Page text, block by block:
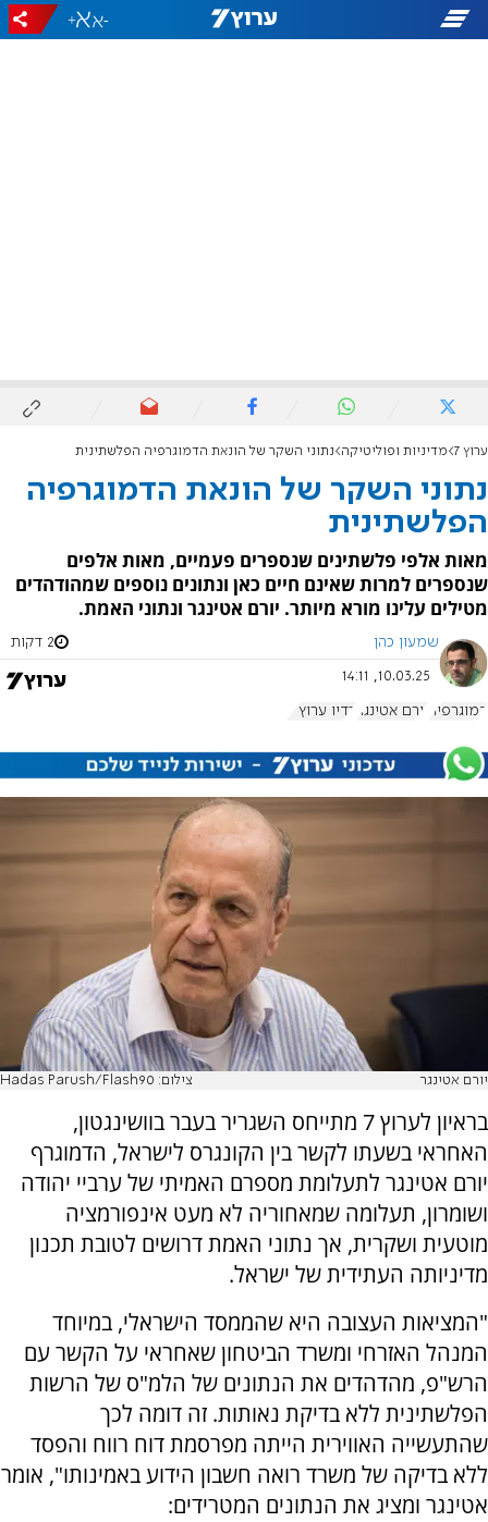
-
+
ערוץ 7 מדיניות ופוליטיקה נתוני השקר של הונאת הדמוגרפיה הפלשתינית
נתוני השקר של הונאת הדמוגרפיה
הפלשתינית
מאות אלפי פלשתינים שנספרים פעמיים, מאות אלפים
שנספרים למרות שאינם חיים כאן ונתונים נוספים שמהודהדים
מטילים עלינו מורא מיותר. יורם אטינגר ונתוני האמת.
שמעון כהן 2 דקות
10.03.25, 14:11
דמוגרפיה יורם אטינגר רדיו ערוץ 7
יורם אטינגר צילום: Hadas Parush/Flash90
בראיון לערוץ 7 מתייחס השגריר בעבר בוושינגטון,
האחראי בשעתו לקשר בין הקונגרס לישראל, הדמוגרף
יורם אטינגר לתעלומת מספרם האמיתי של ערביי יהודה
ושומרון, תעלומה שמאחוריה לא מעט אינפורמציה
מוטעית ושקרית, אך נתוני האמת דרושים לטובת תכנון
מדיניותה העתידית של ישראל.
"המציאות העצובה היא שהממסד הישראלי, במיוחד
המנהל האזרחי ומשרד הביטחון שאחראי על הקשר עם
הרש"פ, מהדהדים את הנתונים של הלמ"ס של הרשות
הפלשתינית ללא בדיקת נאותות. זה דומה לכך
שהתעשייה האווירית הייתה מפרסמת דוח רווח והפסד
ללא בדיקה של משרד רואה חשבון הידוע באמינותו", אומר
אטינגר ומציג את הנתונים המטרידים: